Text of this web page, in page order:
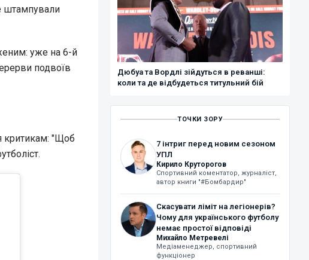
штампували
уже на 6-й
подвоїв
критикам: "Щоб
Дюбуа та Вордлі зійдуться в реванші:
коли та де відбудеться титульний бій
ТОЧКИ ЗОРУ
7 інтриг перед новим сезоном
УПЛ
Кирило Круторогов
Спортивний коментатор, журналіст,
автор книги "#Бомбардир"
Скасувати ліміт на легіонерів?
Чому для українського футболу
немає простої відповіді
Михайло Метревелі
Медіаменеджер, спортивний
функціонер